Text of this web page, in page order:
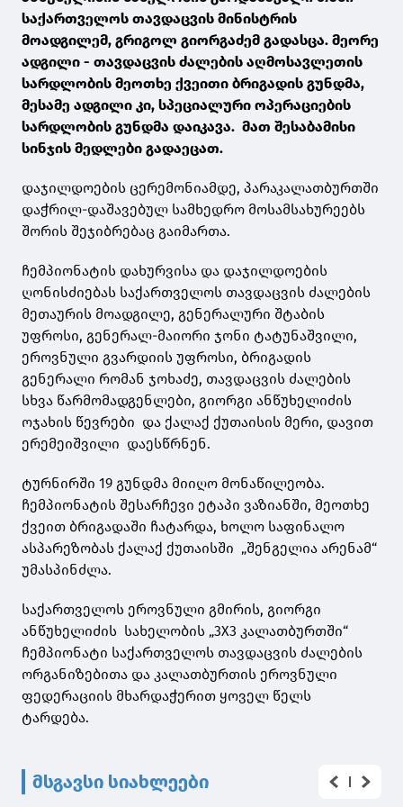
საქართველოს თავდაცვის მინისტრის
მოადგილემ, გრიგოლ გიორგაძემ გადასცა. მეორე
ადგილი - თავდაცვის ძალების აღმოსავლეთის
სარდლობის მეოთხე ქვეითი ბრიგადის გუნდმა,
მესამე ადგილი კი, სპეციალური ოპერაციების
სარდლობის გუნდმა დაიკავა. მათ შესაბამისი
სინჯის მედლები გადაეცათ.
დაჯილდოების ცერემონიამდე, პარაკალათბურთში
დაჭრილ-დაშავებულ სამხედრო მოსამსახურეებს
შორის შეჯიბრებაც გაიმართა.
ჩემპიონატის დახურვისა და დაჯილდოების
ღონისძიებას საქართველოს თავდაცვის ძალების
მეთაურის მოადგილე, გენერალური შტაბის
უფროსი, გენერალ-მაიორი ჯონი ტატუნაშვილი,
ეროვნული გვარდიის უფროსი, ბრიგადის
გენერალი რომან ჯოხაძე, თავდაცვის ძალების
სხვა წარმომადგენლები, გიორგი ანწუხელიძის
ოჯახის წევრები და ქალაქ ქუთაისის მერი, დავით
ერემეიშვილი დაესწრნენ.
ტურნირში 19 გუნდმა მიიღო მონაწილეობა.
ჩემპიონატის შესარჩევი ეტაპი ვაზიანში, მეოთხე
ქვეით ბრიგადაში ჩატარდა, ხოლო საფინალო
ასპარეზობას ქალაქ ქუთაისში „შენგელია არენამ“
უმასპინძლა.
საქართველოს ეროვნული გმირის, გიორგი
ანწუხელიძის სახელობის „3X3 კალათბურთში“
ჩემპიონატი საქართველოს თავდაცვის ძალების
ორგანიზებითა და კალათბურთის ეროვნული
ფედერაციის მხარდაჭერით ყოველ წელს
ტარდება.
მსგავსი სიახლეები